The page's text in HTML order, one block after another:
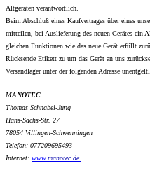
Altgeräten verantwortlich.
Beim Abschluß eines Kaufvertrages über eines
mitteilen, bei Auslieferung des neuen Gerätes ein
gleichen Funktionen wie das neue Gerät erfüllt
Rücksende Etikett zu um das Gerät an uns
Versandlager unter der folgenden Adresse
MANOTEC
Thomas Schnabel-Jung
Hans-Sachs-Str. 27
78054 Villingen-Schwenningen
Telefon: 077209695493
Internet: www.manotec.de